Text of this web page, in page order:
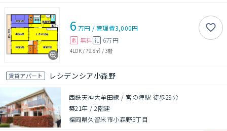
6 万円 /管理費3,000円
敷 無料 礼 6万円
4LDK/79.8㎡ /3階
賃貸アパート レシデンシア小森野
西鉄天神大牟田線 / 宮の陣駅 徒歩29分
築21年 /2階建
福岡県久留米市小森野5丁目